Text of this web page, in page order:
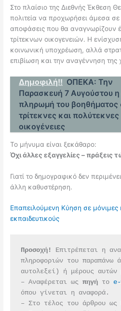
Στο πλαίσιο της Διεθνής Έκθεση
πολιτεία να προχωρήσει άμεσα
αποφάσεις που θα αναγνωρίζουν
τρίτεκνων οικογενειών. Η
κοινωνική υποχρέωση, αλλά
επιβίωση και την αναγέννηση της
Δημοφιλή!! ΟΠΕΚΑ: Την
Παρασκευή 7 Αυγούστου η
πληρωμή του βοηθήματος
τρίτεκνες και πολύτεκνες
οικογένειες
Το μήνυμα είναι ξεκάθαρο:
Όχι άλλες εξαγγελίες – πράξεις
Γιατί το δημογραφικό δεν
άλλη καθυστέρηση.
Επαπειλούμενη Κύηση σε μόνιμες
εκπαιδευτικούς
Προσοχή!
Επιτρέπεται η
πληροφοριών του παραπάνω
αυτολεξεί) ή μέρους αυτών
– Αναφέρεται ως πηγή το
όπου γίνεται η αναφορά.
– Στο τέλος του άρθρου ως